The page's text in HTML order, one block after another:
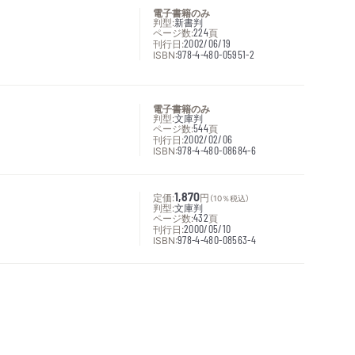
電子書籍のみ
判型:新書判
ページ数:224頁
刊行日:2002/06/19
ISBN:978-4-480-05951-2
電子書籍のみ
判型:文庫判
ページ数:544頁
刊行日:2002/02/06
ISBN:978-4-480-08684-6
定価:1,870円 （10％税込）
判型:文庫判
ページ数:432頁
刊行日:2000/05/10
ISBN:978-4-480-08563-4